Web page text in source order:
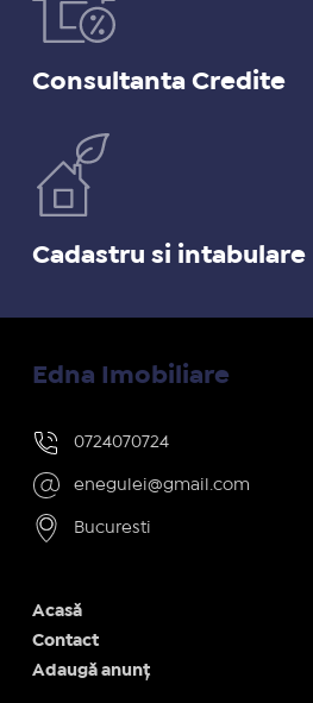
Consultanta Credite
Cadastru si intabulare
Edna Imobiliare
0724070724
enegulei@gmail.com
Bucuresti
Acasă
Contact
Adaugă anunț